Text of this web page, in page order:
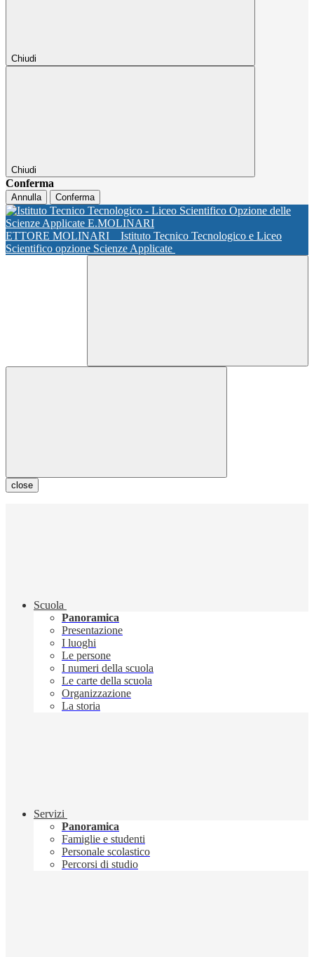
Chiudi
Chiudi
Conferma
Annulla Conferma
ETTORE MOLINARI
Istituto Tecnico Tecnologico e Liceo
Scientifico opzione Scienze Applicate
close
Scuola
Panoramica
Presentazione
I luoghi
Le persone
I numeri della scuola
Le carte della scuola
Organizzazione
La storia
Servizi
Panoramica
Famiglie e studenti
Personale scolastico
Percorsi di studio